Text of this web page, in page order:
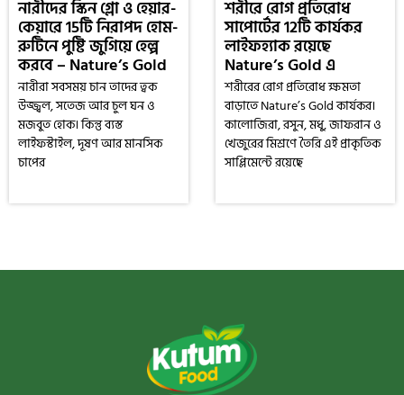
নারীদের স্কিন গ্লো ও হেয়ার-
কেয়ারে 15টি নিরাপদ হোম-
রুটিনে পুষ্টি জুগিয়ে হেল্প
করবে – Nature’s Gold
নারীরা সবসময় চান তাদের ত্বক
উজ্জ্বল, সতেজ আর চুল ঘন ও
মজবুত হোক। কিন্তু ব্যস্ত
লাইফস্টাইল, দূষণ আর মানসিক
চাপের
শরীরে রোগ প্রতিরোধ
সাপোর্টের 12টি কার্যকর
লাইফহ্যাক রয়েছে
Nature’s Gold এ
শরীরের রোগ প্রতিরোধ ক্ষমতা
বাড়াতে Nature’s Gold কার্যকর।
কালোজিরা, রসুন, মধু, জাফরান ও
খেজুরের মিশ্রণে তৈরি এই প্রাকৃতিক
সাপ্লিমেন্টে রয়েছে